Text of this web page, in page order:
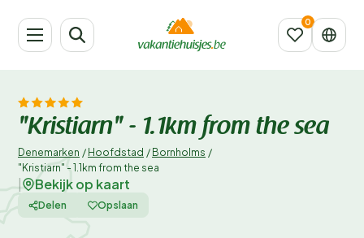
"Kristiarn" - 1.1km from the sea
Denemarken / Hoofdstad / Bornholms /
"Kristiarn" - 1.1km from the sea
Bekijk op kaart
Delen Opslaan